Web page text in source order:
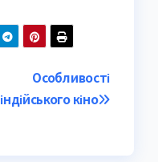
Особливості
індійського кіно